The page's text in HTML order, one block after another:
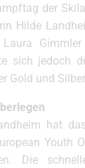
der
Hilde
Laura
sich jedoch
Gold und
hat
Youth
Die